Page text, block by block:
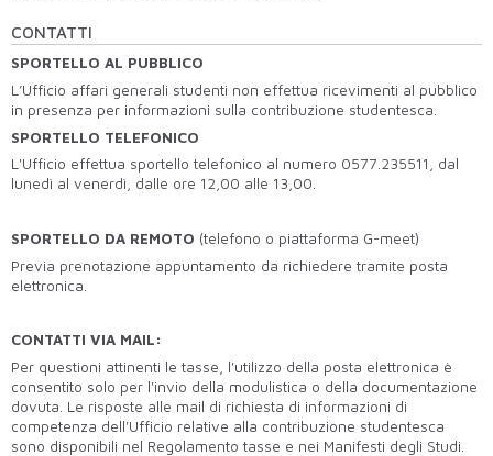
CONTATTI
SPORTELLO AL PUBBLICO
L’Ufficio affari generali studenti non effettua ricevimenti al pubblico
in presenza per informazioni sulla contribuzione studentesca.
SPORTELLO TELEFONICO
L'Ufficio effettua sportello telefonico al numero 0577.235511, dal
lunedì al venerdì, dalle ore 12,00 alle 13,00.
SPORTELLO DA REMOTO (telefono o piattaforma G-meet)
Previa prenotazione appuntamento da richiedere tramite posta
elettronica.
CONTATTI VIA MAIL:
Per questioni attinenti le tasse, l'utilizzo della posta elettronica è
consentito solo per l'invio della modulistica o della documentazione
dovuta. Le risposte alle mail di richiesta di informazioni di
competenza dell'Ufficio relative alla contribuzione studentesca
sono disponibili nel Regolamento tasse e nei Manifesti degli Studi.